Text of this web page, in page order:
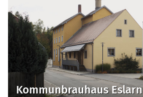
Kommunbrauhaus Eslarn